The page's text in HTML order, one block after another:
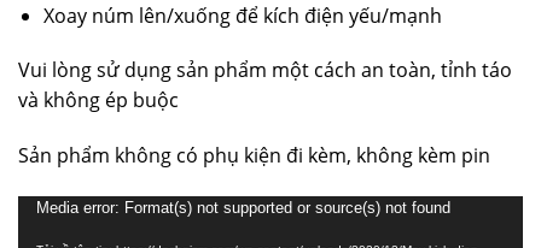
Xoay núm lên/xuống để kích điện yếu/mạnh
Vui lòng sử dụng sản phẩm một cách an toàn, tỉnh táo
và không ép buộc
Sản phẩm không có phụ kiện đi kèm, không kèm pin
Trình
chơi
Media error: Format(s) not supported or source(s) not found